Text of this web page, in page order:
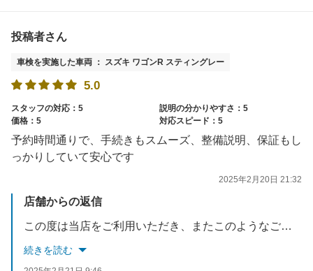
投稿者さん
車検を実施した車両 ： スズキ ワゴンR スティングレー
5.0
スタッフの対応：5
説明の分かりやすさ：5
価格：5
対応スピード：5
予約時間通りで、手続きもスムーズ、整備説明、保証もし
っかりしていて安心です
2025年2月20日 21:32
店舗からの返信
この度は当店をご利用いただき、またこのようなご評価いただきまして誠にありがとうございます。ご期待に応えられますよう、日々更なる努力してまいります。車検以外にエンジンオイル交換等のメニューもございますので、今後も是非ご利用くださいませ。どうぞよろしくお願いいたします。
続きを読む